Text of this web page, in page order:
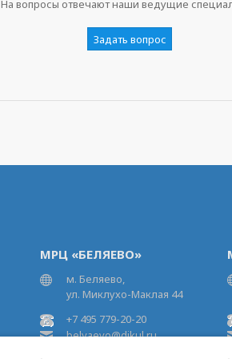
На вопросы отвечают наши ведущие
Задать вопрос
МРЦ «БЕЛЯЕВО»
м. Беляево,
ул. Миклухо-Маклая 44
+7 495 779-20-20
belyaevo@dikul.ru